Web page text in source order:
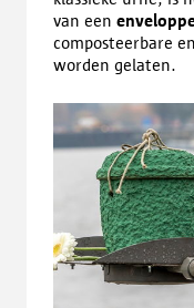
van een
composteerbare
worden gelaten.